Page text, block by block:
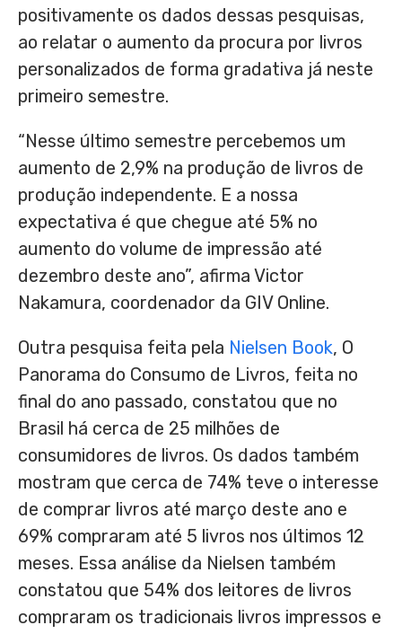
positivamente os dados dessas pesquisas,
ao relatar o aumento da procura por livros
personalizados de forma gradativa já neste
primeiro semestre.
“Nesse último semestre percebemos um
aumento de 2,9% na produção de livros de
produção independente. E a nossa
expectativa é que chegue até 5% no
aumento do volume de impressão até
dezembro deste ano”, afirma Victor
Nakamura, coordenador da GIV Online.
Outra pesquisa feita pela Nielsen Book, O
Panorama do Consumo de Livros, feita no
final do ano passado, constatou que no
Brasil há cerca de 25 milhões de
consumidores de livros. Os dados também
mostram que cerca de 74% teve o interesse
de comprar livros até março deste ano e
69% compraram até 5 livros nos últimos 12
meses. Essa análise da Nielsen também
constatou que 54% dos leitores de livros
compraram os tradicionais livros impressos e